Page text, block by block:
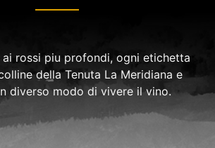
ai rossi piu profondi, ogni etichetta
della Tenuta La Meridiana e
diverso modo di vivere il vino.